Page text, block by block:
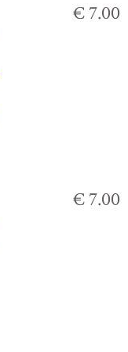
€ 7.00
€ 7.00